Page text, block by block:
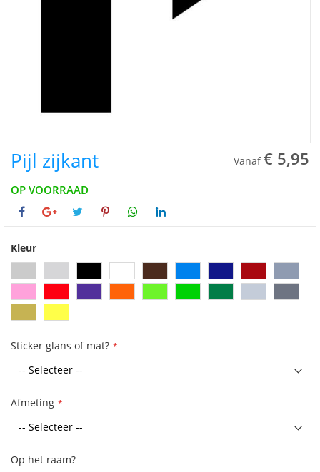
Pijl zijkant Vanaf € 5,95
OP VOORRAAD
Kleur
Sticker glans of mat?
Afmeting
Op het raam?